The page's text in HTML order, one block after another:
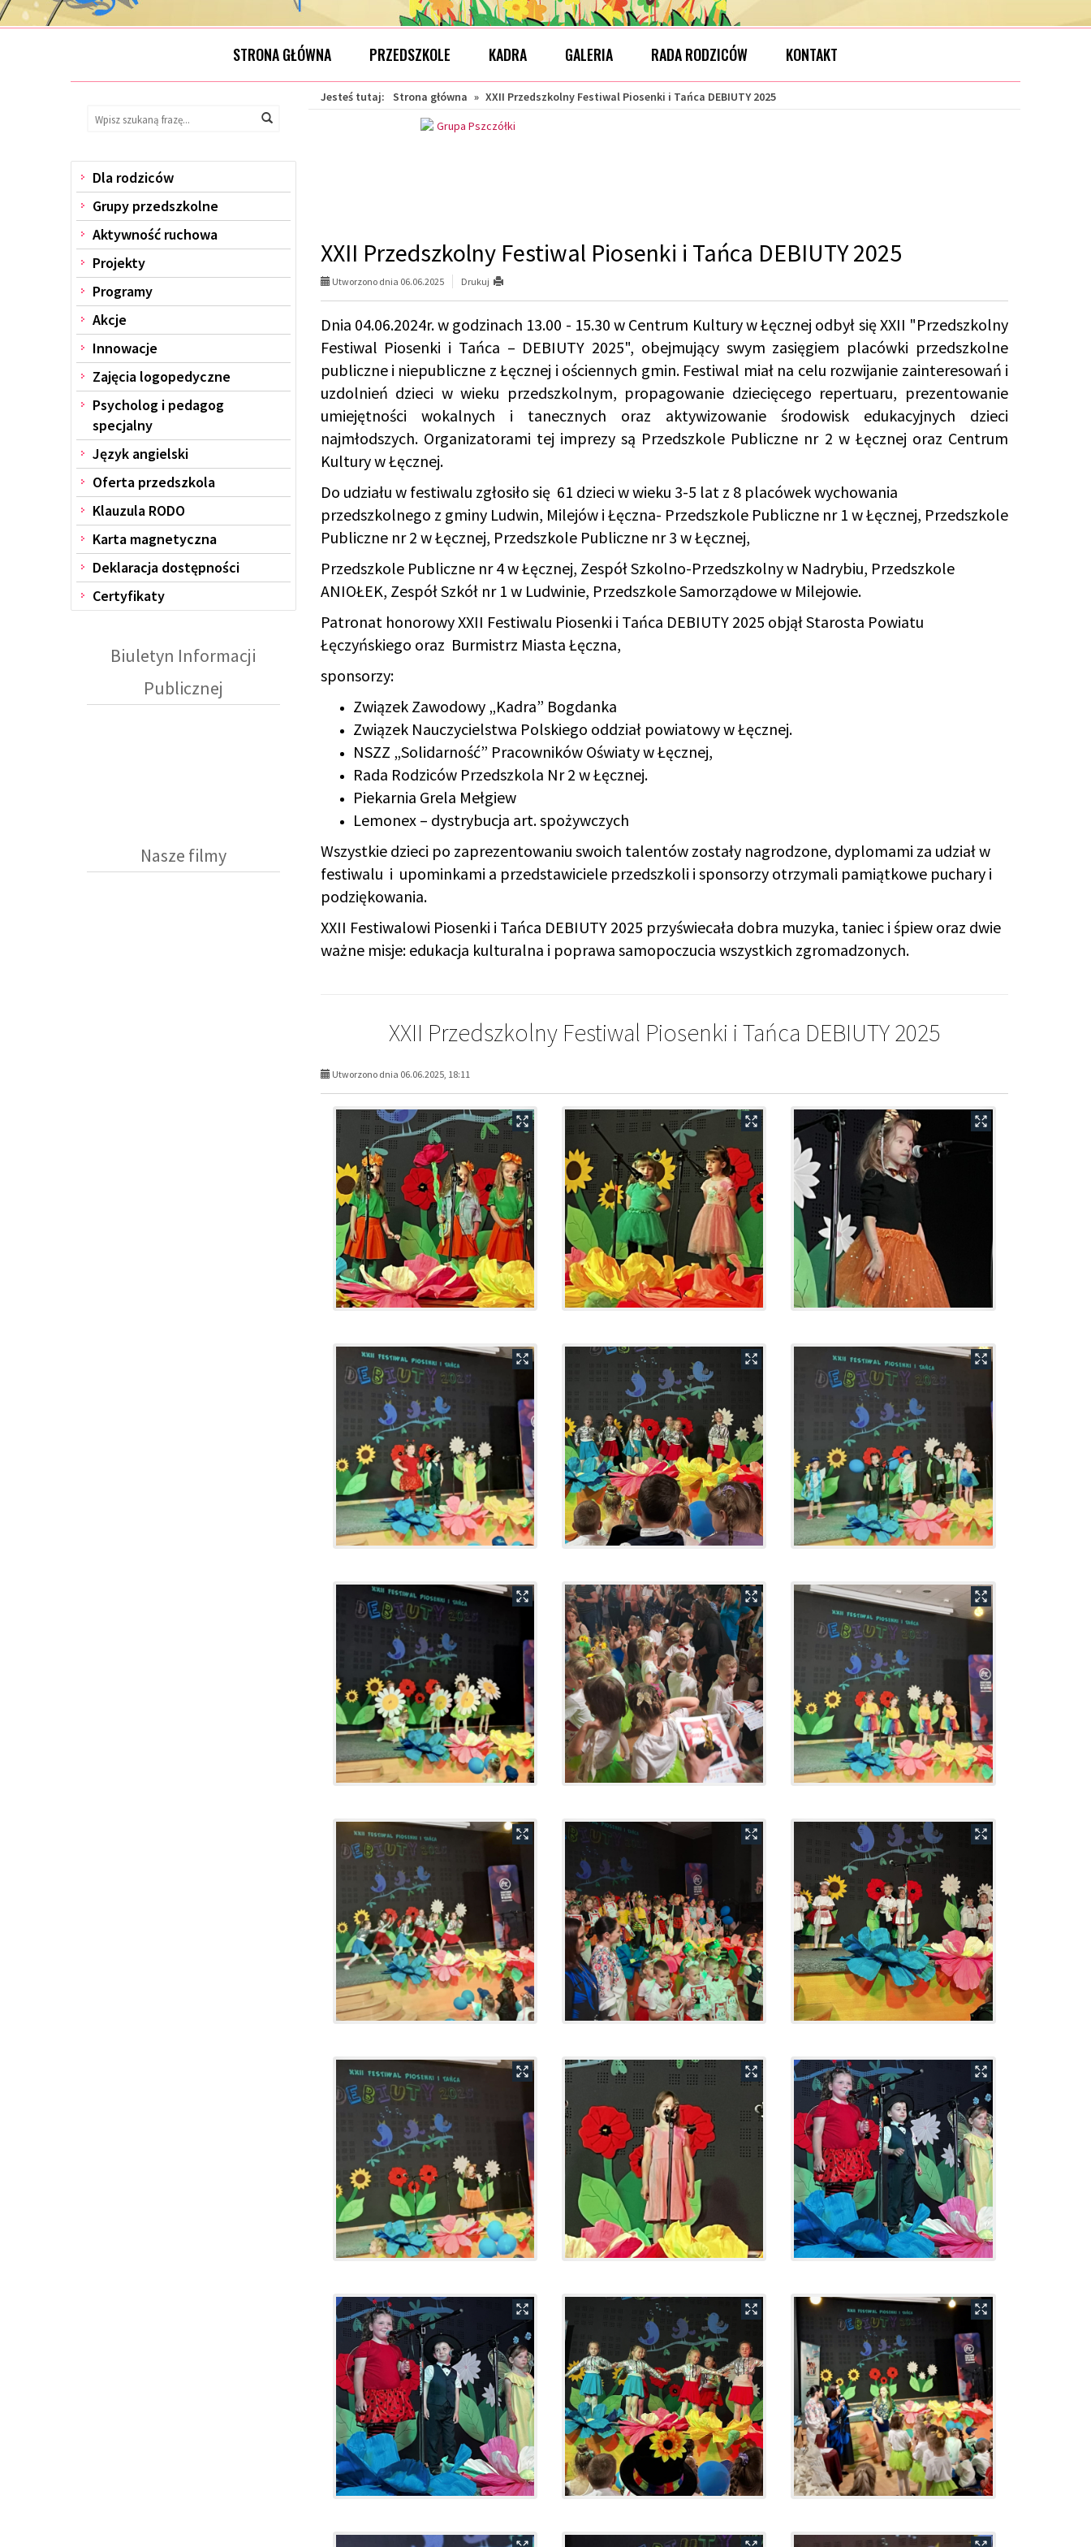
STRONA GŁÓWNA PRZEDSZKOLE KADRA GALERIA RADA RODZICÓW KONTAKT
Wyszukiwarka
Wyszukaj
na
Wyszukaj
Menu
Dla rodziców
Grupy przedszkolne
Aktywność ruchowa
Projekty
Programy
Akcje
Innowacje
Zajęcia logopedyczne
Psycholog i pedagog
specjalny
Język angielski
Oferta przedszkola
Klauzula RODO
Karta magnetyczna
Deklaracja dostępności
Certyfikaty
Biuletyn Informacji
Publicznej
Nasze filmy
Jesteś tutaj: Strona główna » XXII Przedszkolny Festiwal Piosenki i Tańca DEBIUTY 2025
XXII Przedszkolny Festiwal Piosenki i Tańca DEBIUTY 2025
Utworzono dnia 06.06.2025 Drukuj
Dnia 04.06.2024r. w godzinach 13.00 - 15.30 w Centrum Kultury w Łęcznej odbył się XXII "Przedszkolny
Festiwal Piosenki i Tańca – DEBIUTY 2025", obejmujący swym zasięgiem placówki przedszkolne
publiczne i niepubliczne z Łęcznej i ościennych gmin. Festiwal miał na celu rozwijanie zainteresowań i
uzdolnień dzieci w wieku przedszkolnym, propagowanie dziecięcego repertuaru, prezentowanie
umiejętności wokalnych i tanecznych oraz aktywizowanie środowisk edukacyjnych dzieci
najmłodszych. Organizatorami tej imprezy są Przedszkole Publiczne nr 2 w Łęcznej oraz Centrum
Kultury w Łęcznej.
Do udziału w festiwalu zgłosiło się 61 dzieci w wieku 3-5 lat z 8 placówek wychowania
przedszkolnego z gminy Ludwin, Milejów i Łęczna- Przedszkole Publiczne nr 1 w Łęcznej, Przedszkole
Publiczne nr 2 w Łęcznej, Przedszkole Publiczne nr 3 w Łęcznej,
Przedszkole Publiczne nr 4 w Łęcznej, Zespół Szkolno-Przedszkolny w Nadrybiu, Przedszkole
ANIOŁEK, Zespół Szkół nr 1 w Ludwinie, Przedszkole Samorządowe w Milejowie.
Patronat honorowy XXII Festiwalu Piosenki i Tańca DEBIUTY 2025 objął Starosta Powiatu
Łęczyńskiego oraz Burmistrz Miasta Łęczna,
sponsorzy:
Związek Zawodowy „Kadra” Bogdanka
Związek Nauczycielstwa Polskiego oddział powiatowy w Łęcznej.
NSZZ „Solidarność” Pracowników Oświaty w Łęcznej,
Rada Rodziców Przedszkola Nr 2 w Łęcznej.
Piekarnia Grela Mełgiew
Lemonex – dystrybucja art. spożywczych
Wszystkie dzieci po zaprezentowaniu swoich talentów zostały nagrodzone, dyplomami za udział w
festiwalu i upominkami a przedstawiciele przedszkoli i sponsorzy otrzymali pamiątkowe puchary i
podziękowania.
XXII Festiwalowi Piosenki i Tańca DEBIUTY 2025 przyświecała dobra muzyka, taniec i śpiew oraz dwie
ważne misje: edukacja kulturalna i poprawa samopoczucia wszystkich zgromadzonych.
XXII Przedszkolny Festiwal Piosenki i Tańca DEBIUTY 2025
Utworzono dnia 06.06.2025, 18:11